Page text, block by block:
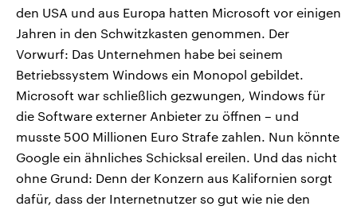
den USA und aus Europa hatten Microsoft vor einigen
Jahren in den Schwitzkasten genommen. Der
Vorwurf: Das Unternehmen habe bei seinem
Betriebssystem Windows ein Monopol gebildet.
Microsoft war schließlich gezwungen, Windows für
die Software externer Anbieter zu öffnen – und
musste 500 Millionen Euro Strafe zahlen. Nun könnte
Google ein ähnliches Schicksal ereilen. Und das nicht
ohne Grund: Denn der Konzern aus Kalifornien sorgt
dafür, dass der Internetnutzer so gut wie nie den